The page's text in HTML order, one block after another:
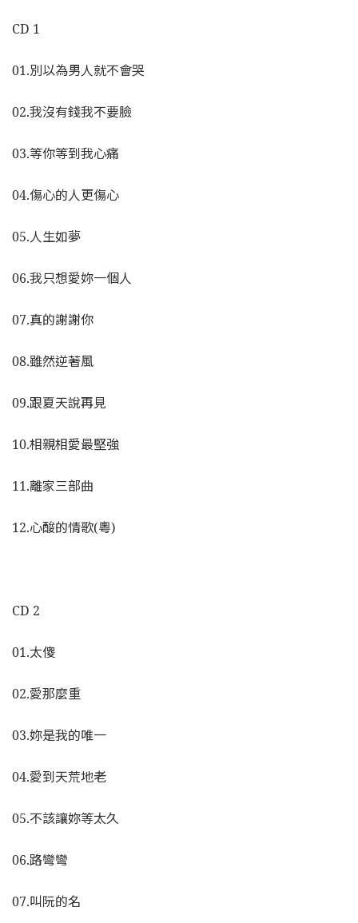
CD 1
01.別以為男人就不會哭
02.我沒有錢我不要臉
03.等你等到我心痛
04.傷心的人更傷心
05.人生如夢
06.我只想愛妳一個人
07.真的謝謝你
08.雖然逆著風
09.跟夏天說再見
10.相親相愛最堅強
11.離家三部曲
12.心酸的情歌(粵)
CD 2
01.太傻
02.愛那麼重
03.妳是我的唯一
04.愛到天荒地老
05.不該讓妳等太久
06.路彎彎
07.叫阮的名